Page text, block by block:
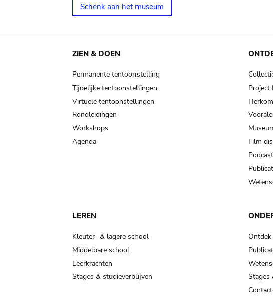
Schenk aan het museum
ZIEN & DOEN
Permanente tentoonstelling
Tijdelijke tentoonstellingen
Virtuele tentoonstellingen
Rondleidingen
Workshops
Agenda
Project
Film
LEREN
Kleuter- & lagere school
Middelbare school
Leerkrachten
Stages & studieverblijven
Stages